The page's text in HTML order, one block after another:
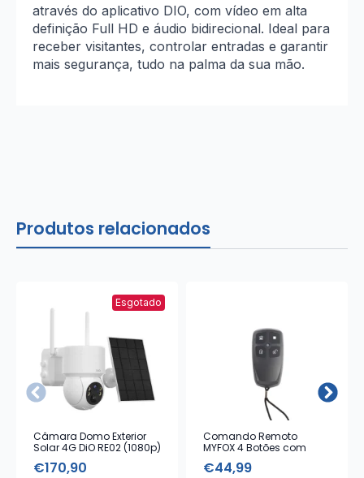
através do aplicativo DIO, com vídeo em alta
definição Full HD e áudio bidirecional. Ideal para
receber visitantes, controlar entradas e garantir
mais segurança, tudo na palma da sua mão.
Produtos relacionados
Esgotado
Câmara Domo Exterior
Solar 4G DiO RE02 (1080p)
€170,90
Comando Remoto
MYFOX 4 Botões com
€44,99